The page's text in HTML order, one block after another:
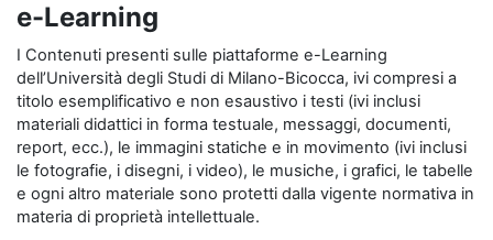
e-Learning
I Contenuti presenti sulle piattaforme e-Learning
dell’Università degli Studi di Milano-Bicocca, ivi compresi a
titolo esemplificativo e non esaustivo i testi (ivi inclusi
materiali didattici in forma testuale, messaggi, documenti,
report, ecc.), le immagini statiche e in movimento (ivi inclusi
le fotografie, i disegni, i video), le musiche, i grafici, le tabelle
e ogni altro materiale sono protetti dalla vigente normativa in
materia di proprietà intellettuale.